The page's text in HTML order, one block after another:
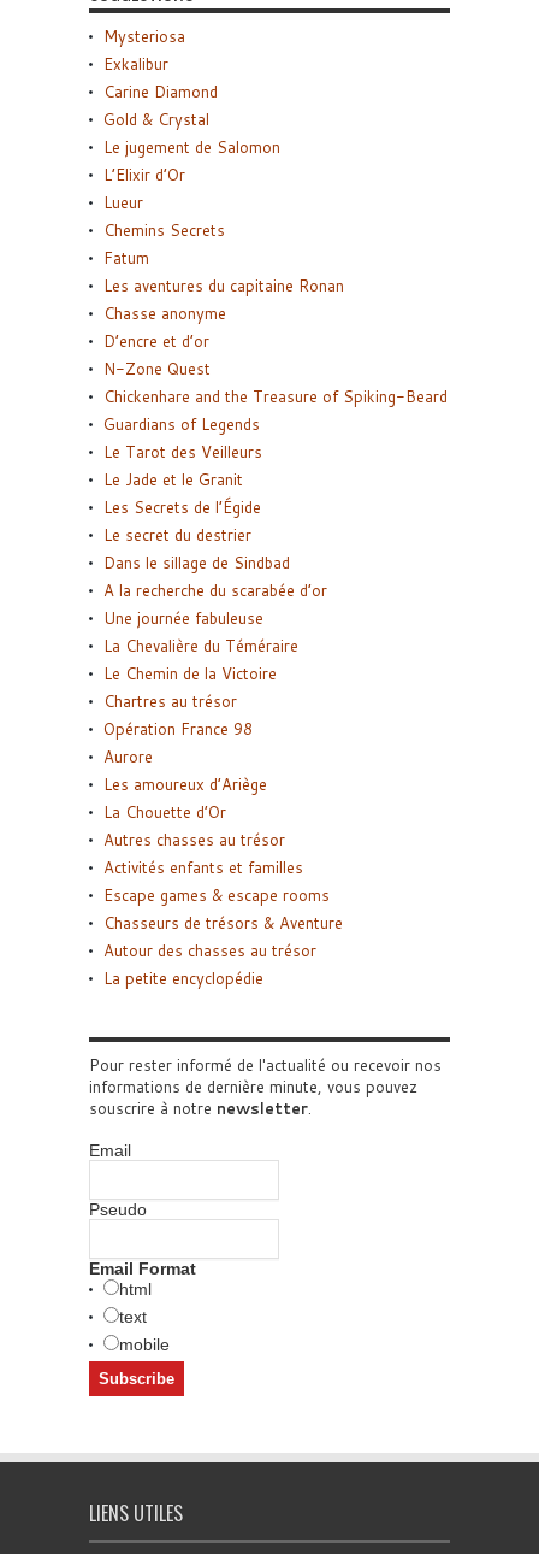
Mysteriosa
Exkalibur
Carine Diamond
Gold & Crystal
Le jugement de Salomon
L’Elixir d’Or
Lueur
Chemins Secrets
Fatum
Les aventures du capitaine Ronan
Chasse anonyme
D’encre et d’or
N-Zone Quest
Chickenhare and the Treasure of Spiking-Beard
Guardians of Legends
Le Tarot des Veilleurs
Le Jade et le Granit
Les Secrets de l’Égide
Le secret du destrier
Dans le sillage de Sindbad
A la recherche du scarabée d’or
Une journée fabuleuse
La Chevalière du Téméraire
Le Chemin de la Victoire
Chartres au trésor
Opération France 98
Aurore
Les amoureux d’Ariège
La Chouette d’Or
Autres chasses au trésor
Activités enfants et familles
Escape games & escape rooms
Chasseurs de trésors & Aventure
Autour des chasses au trésor
La petite encyclopédie
Pour rester informé de l'actualité ou recevoir nos
informations de dernière minute, vous pouvez
souscrire à notre newsletter.
Email
Pseudo
Email Format
html
text
mobile
LIENS UTILES